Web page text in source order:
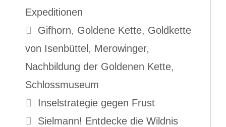
Expeditionen
Schlagwörter
Gifhorn, Goldene Kette, Goldkette
von Isenbüttel , Merowinger,
Nachbildung der Goldenen Kette,
Schlossmuseum
Inselstrategie gegen Frust
Sielmann! Entdecke die Wildnis